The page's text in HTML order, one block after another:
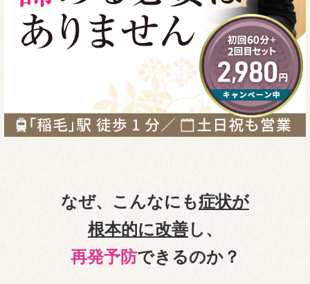
なぜ、こんなにも症状が
根本的に改善し、
再発予防できるのか？